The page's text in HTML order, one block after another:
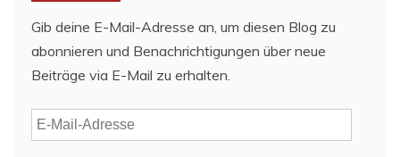
Gib deine E-Mail-Adresse an, um diesen Blog zu
abonnieren und Benachrichtigungen über neue
Beiträge via E-Mail zu erhalten.
E-
Mail-